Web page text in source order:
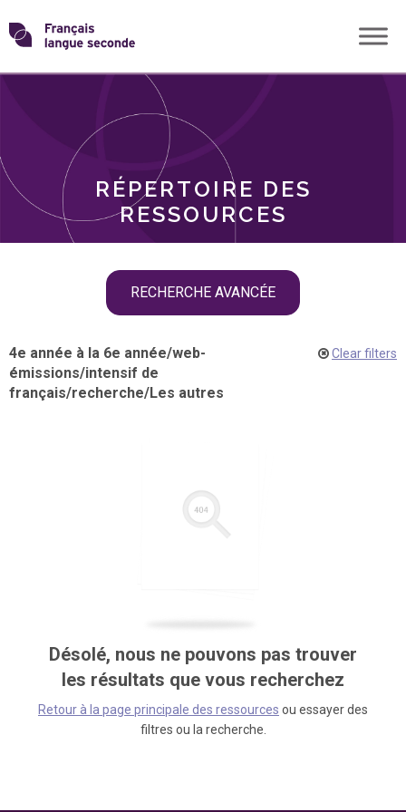
Skip
toTransformons
langue
RÉPERTOIRE DES
RESSOURCES
RECHERCHE AVANCÉE
THÈMES
4e année à la 6e année/web-
émissions/intensif de
français/recherche/Les autres
Clear filters
Désolé, nous ne pouvons pas trouver
les résultats que vous recherchez
Retour à la page principale des ressources ou essayer des
filtres ou la recherche.